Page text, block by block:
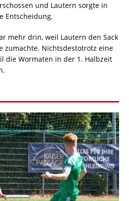
und Lautern sorgte in
Entscheidung.
mehr drin, weil Lautern den Sack
zumachte. Nichtsdestotrotz eine
die Wormaten in der 1. Halbzeit